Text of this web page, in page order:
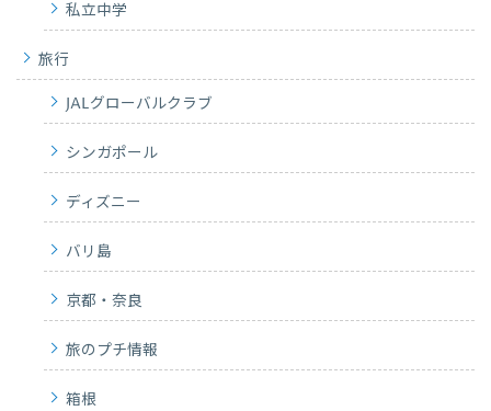
私立中学
旅行
JALグローバルクラブ
シンガポール
ディズニー
バリ島
京都・奈良
旅のプチ情報
箱根